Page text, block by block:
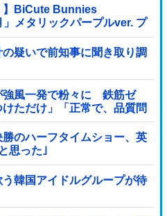
】BiCute Bunnies
メタリックパープルver. プ
ワン限定で展開決定】
疑いで前知事に聞き取り調
強風一発で粉々に 鉄筋ゼ
ただけ」「正常で、品質問
勝のハーフタイムショー、英
思った｣
う韓国アイドルグループが待